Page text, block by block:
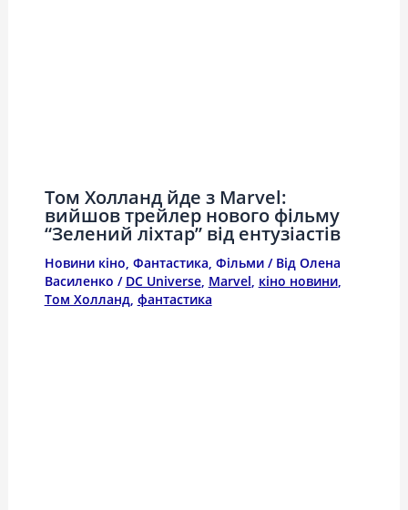
Том Холланд йде з Marvel:
вийшов трейлер нового фільму
“Зелений ліхтар” від ентузіастів
Новини кіно Фантастика Фільми/ Від Олена
Василенко / DC Universe, Marvel кіно новини,
Том Холланд, фантастика